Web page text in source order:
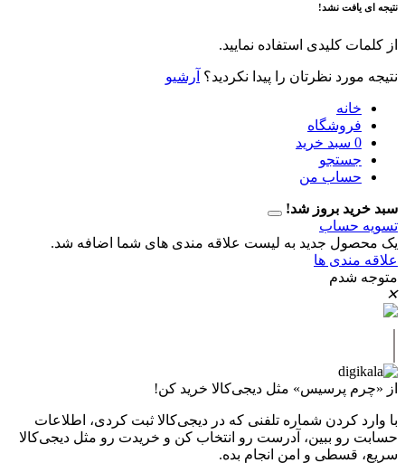
نشد!
کلیدی استفاده نمایید.
نظرتان را پیدا نکردید؟ آرشیو
سبد خرید
من
بروز شد!
جدید به لیست علاقه مندی های شما اضافه شد.
ها
پرسیس» مثل دیجی‌کالا خرید کن!
شماره تلفنی که در دیجی‌کالا ثبت کردی، اطلاعات
ببین، آدرست رو انتخاب کن و خریدت رو مثل دیجی‌کالا
و امن انجام بده.